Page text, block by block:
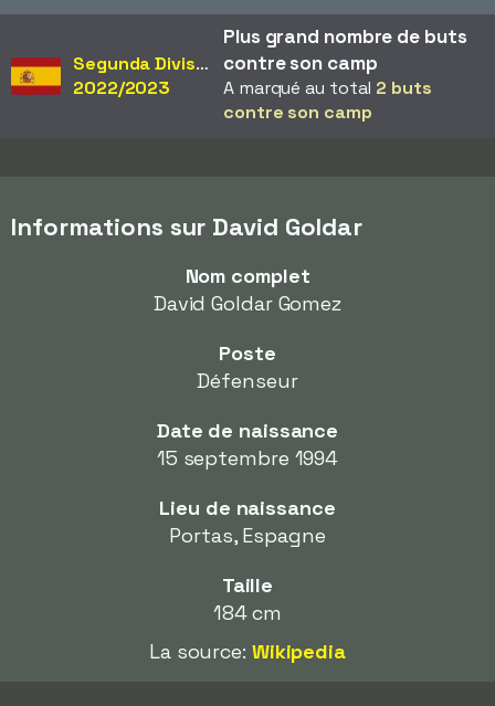
Segunda División
2022/2023
Plus grand nombre de buts
contre son camp
A marqué au total 2 buts
contre son camp
Informations sur David Goldar
Nom complet
David Goldar Gomez
Poste
Défenseur
Date de naissance
15 septembre 1994
Lieu de naissance
Portas, Espagne
Taille
184 cm
La source: Wikipedia